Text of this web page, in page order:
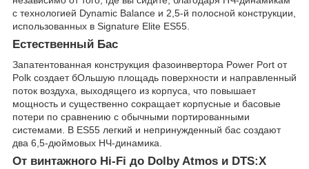
с технологией Dynamic Balance и 2,5-й полосной конструкции,
использованных в Signature Elite ES55.
Естественный Бас
Запатентованная конструкция фазоинвертора Power Port от
Polk создает бОльшую площадь поверхности и направленный
поток воздуха, выходящего из корпуса, что повышает
мощность и существенно сокращает корпусные и басовые
потери по сравнению с обычными портированными
системами. В ES55 легкий и непринужденный бас создают
два 6,5-дюймовых НЧ-динамика.
От винтажного Hi-Fi до Dolby Atmos и DTS:X